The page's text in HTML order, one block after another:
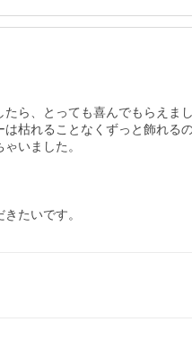
ら、とっても喜んでもらえまし
枯れることなくずっと飾れ
いました。
たいです。